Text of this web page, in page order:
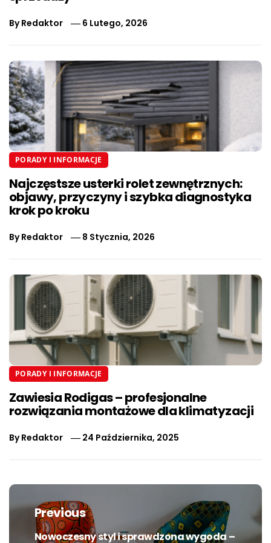
ByRedaktor 6 Lutego, 2026
PORADY I INFORMACJE
Najczęstsze usterki rolet zewnętrznych:
objawy, przyczyny i szybka diagnostyka
krok po kroku
ByRedaktor 8 Stycznia, 2026
PORADY I INFORMACJE
Zawiesia Rodigas – profesjonalne
rozwiązania montażowe dla klimatyzacji
ByRedaktor 24 Października, 2025
Nawigacja
wpisu
Previous
Previous
Nowoczesny styl i sprawdzona wygoda –